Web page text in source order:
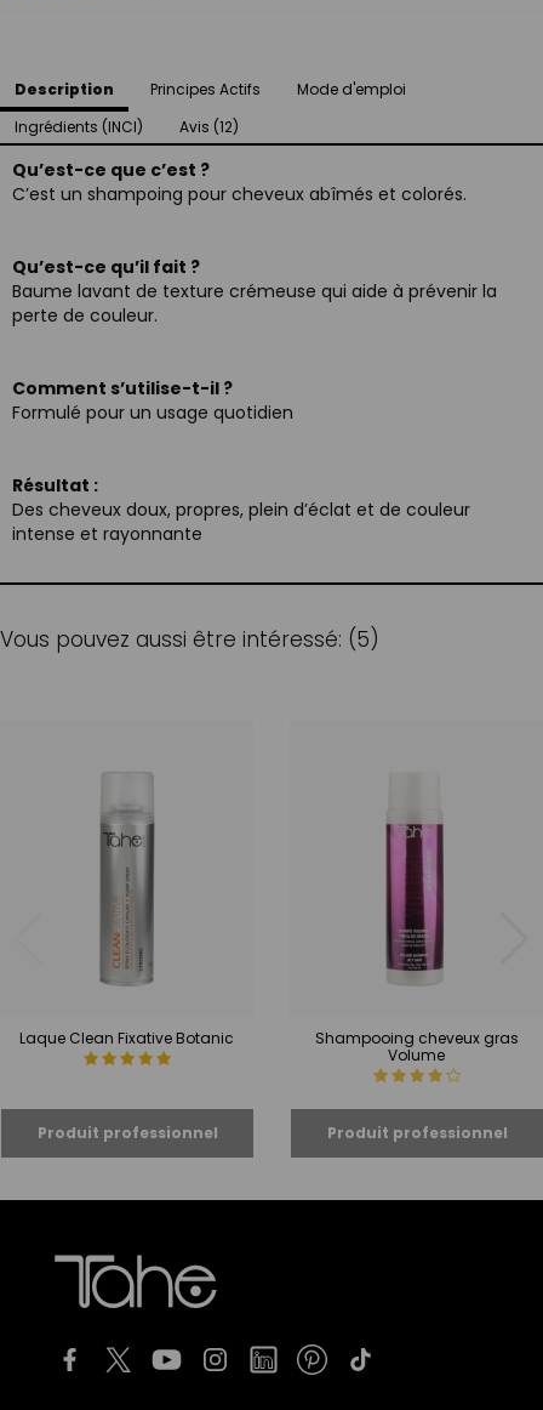
Description Principes Actifs
Mode d'emploi
Ingrédients (INCI)
Avis (12)
Qu’est-ce que c’est ?
C’est un shampoing pour cheveux abîmés et colorés.
Qu’est-ce qu’il fait ?
Baume lavant de texture crémeuse qui aide à prévenir la
perte de couleur.
Comment s’utilise-t-il ?
Formulé pour un usage quotidien
Résultat :
Des cheveux doux, propres, plein d’éclat et de couleur
intense et rayonnante
Vous pouvez aussi être intéressé: (5)
Laque Clean Fixative Botanic
Shampooing cheveux gras
Volume